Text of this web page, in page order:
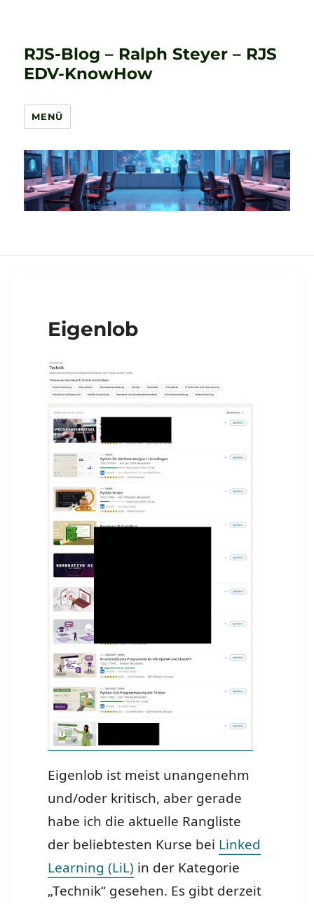
RJS-Blog – Ralph Steyer – RJS
EDV-KnowHow
MENÜ
Eigenlob
Eigenlob ist meist unangenehm
und/oder kritisch, aber gerade
habe ich die aktuelle Rangliste
der beliebtesten Kurse bei Linked
Learning (LiL) in der Kategorie
„Technik“ gesehen. Es gibt derzeit